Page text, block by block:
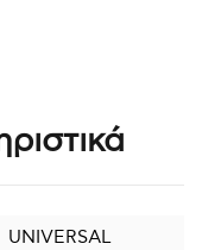
UNIVERSAL